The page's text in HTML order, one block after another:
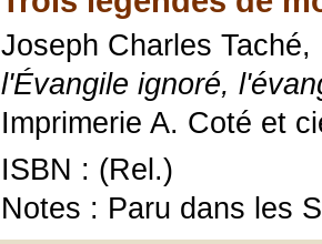
Joseph Charles Taché,
l'Évangile ignoré,
Imprimerie A. Coté et
ISBN : (Rel.)
Notes : Paru dans les